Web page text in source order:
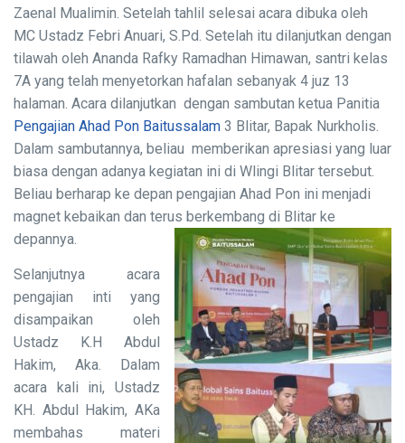
Zaenal Mualimin. Setelah tahlil selesai acara dibuka oleh
MC Ustadz Febri Anuari, S.Pd. Setelah itu dilanjutkan dengan
tilawah oleh Ananda Rafky Ramadhan Himawan, santri kelas
7A yang telah menyetorkan hafalan sebanyak 4 juz 13
halaman. Acara dilanjutkan dengan sambutan ketua Panitia
Pengajian Ahad Pon Baitussalam 3 Blitar, Bapak Nurkholis.
Dalam sambutannya, beliau memberikan apresiasi yang luar
biasa dengan adanya kegiatan ini di Wlingi Blitar tersebut.
Beliau berharap ke depan pengajian Ahad Pon ini menjadi
magnet kebaikan dan terus berkembang di Blitar ke
depannya.
Selanjutnya acara
pengajian inti yang
disampaikan oleh
Ustadz K.H Abdul
Hakim, Aka. Dalam
acara kali ini, Ustadz
KH. Abdul Hakim, AKa
membahas materi